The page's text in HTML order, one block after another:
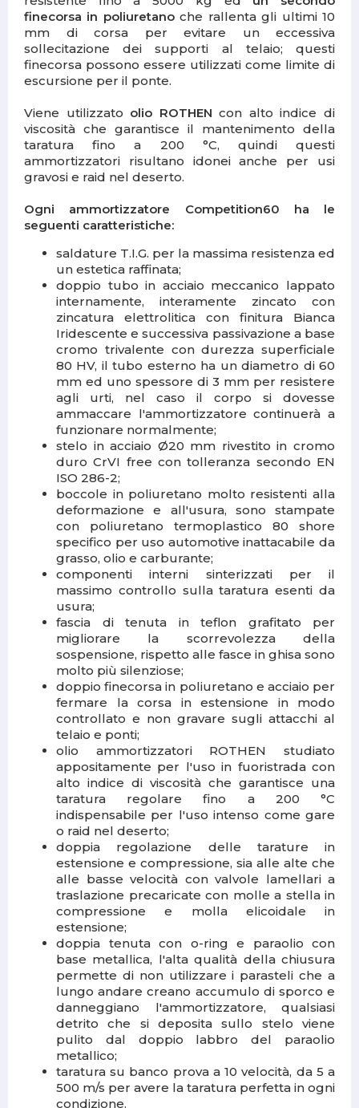
finecorsa in poliuretanoche rallenta gli ultimi 10
mm di corsa per evitare un eccessiva
sollecitazione dei supporti al telaio; questi
finecorsa possono essere utilizzati come limite di
escursione per il ponte.
Viene utilizzato olio ROTHEN con alto indice di
viscosità che garantisce il mantenimento della
taratura fino a 200 °C, quindi questi
ammortizzatori risultano idonei anche per usi
gravosi e raid nel deserto.
Ogni ammortizzatore Competition60 ha le
seguenti caratteristiche:
saldature T.I.G. per la massima resistenza ed
un estetica raffinata;
doppio tubo in acciaio meccanico lappato
internamente, interamente zincato con
zincatura elettrolitica con finitura Bianca
Iridescente e successiva passivazione a base
cromo trivalente con durezza superficiale
80 HV, il tubo esterno ha un diametro di 60
mm ed uno spessore di 3 mm per resistere
agli urti, nel caso il corpo si dovesse
ammaccare l'ammortizzatore continuerà a
funzionare normalmente;
stelo in acciaio Ø20 mm rivestito in cromo
duro CrVI free con tolleranza secondo EN
ISO 286-2;
boccole in poliuretano molto resistenti alla
deformazione e all'usura, sono stampate
con poliuretano termoplastico 80 shore
specifico per uso automotive inattacabile da
grasso, olio e carburante;
componenti interni sinterizzati per il
massimo controllo sulla taratura esenti da
usura;
fascia di tenuta in teflon grafitato per
migliorare la scorrevolezza della
sospensione, rispetto alle fasce in ghisa sono
molto più silenziose;
doppio finecorsa in poliuretano e acciaio per
fermare la corsa in estensione in modo
controllato e non gravare sugli attacchi al
telaio e ponti;
olio ammortizzatori ROTHEN studiato
appositamente per l'uso in fuoristrada con
alto indice di viscosità che garantisce una
taratura regolare fino a 200 °C
indispensabile per l'uso intenso come gare
o raid nel deserto;
doppia regolazione delle tarature in
estensione e compressione, sia alle alte che
alle basse velocità con valvole lamellari a
traslazione precaricate con molle a stella in
compressione e molla elicoidale in
estensione;
doppia tenuta con o-ring e paraolio con
base metallica, l'alta qualità della chiusura
permette di non utilizzare i parasteli che a
lungo andare creano accumulo di sporco e
danneggiano l'ammortizzatore, qualsiasi
detrito che si deposita sullo stelo viene
pulito dal doppio labbro del paraolio
metallico;
taratura su banco prova a 10 velocità, da 5 a
500 m/s per avere la taratura perfetta in ogni
condizione.